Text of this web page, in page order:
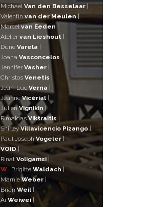
Michael Van den Besselaar|
Valentin van der Meulen|
Marcelvan Eeden|
Atelier van Lieshout |
Dune Varela |
Joana Vasconcelos |
Jennifer Vasher |
Christos Venetis |
Jean-Luc Verna |
JeanneVicérial |
JulienVignikin |
RimaldasVikšraitis |
ShirleyVillavicencio Pizango |
Paul Joseph Vogeler |
VOID|
Rinat Voligamsi |
W
Brigitte Waldach|
Marnie Weber |
Brian Weil |
Ai Weiwei |